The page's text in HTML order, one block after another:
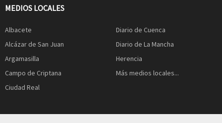
MEDIOS LOCALES
Albacete
Alcázar de San Juan
Argamasilla
Campo de Criptana
Ciudad Real
Diario de Cuenca
Diario de La Mancha
Herencia
Más medios locales...